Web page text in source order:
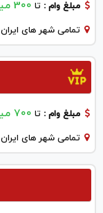
مبلغ وام : تا 300 میلیارد
تمامی شهر های ایران
مبلغ وام : تا 700 میلیون
تمامی شهر های ایران